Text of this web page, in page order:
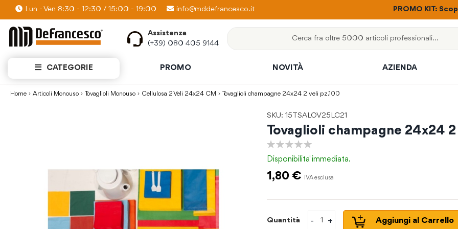
Lun - Ven 8:30 - 12:30 / 15:00 - 19:00 info@mddefrancesco.it
PROMO KIT: Scopri quanti prodotti puoi avere con un solo ordine PROMO KIT:
Assistenza
(+39) 080 405 9144
CATEGORIE PROMO NOVITÀ AZIENDA
Home Articoli Monouso Tovaglioli Monouso Cellulosa 2 Veli 24x24 CM Tovaglioli champagne 24x24 2 veli pz.100
SKU: 15TSALOV25LC21
Tovaglioli champagne 24x24
Disponibilita'immediata.
1,80 €
Quantità +
- Aggiungi al Carrello